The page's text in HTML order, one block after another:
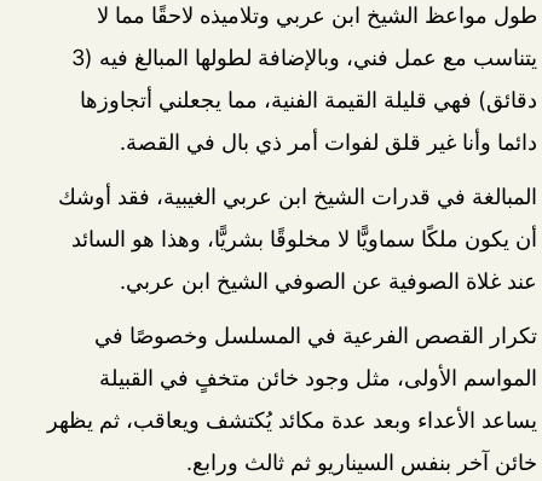
طول مواعظ الشيخ ابن عربي وتلاميذه لاحقًا مما لا
يتناسب مع عمل فني، وبالإضافة لطولها المبالغ فيه (3
دقائق) فهي قليلة القيمة الفنية، مما يجعلني أتجاوزها
دائما وأنا غير قلق لفوات أمر ذي بال في القصة.
المبالغة في قدرات الشيخ ابن عربي الغيبية، فقد أوشك
أن يكون ملكًا سماويًّا لا مخلوقًا بشريًّا، وهذا هو السائد
عند غلاة الصوفية عن الصوفي الشيخ ابن عربي.
تكرار القصص الفرعية في المسلسل وخصوصًا في
المواسم الأولى، مثل وجود خائن متخفٍ في القبيلة
يساعد الأعداء وبعد عدة مكائد يُكتشف ويعاقب، ثم يظهر
خائن آخر بنفس السيناريو ثم ثالث ورابع.